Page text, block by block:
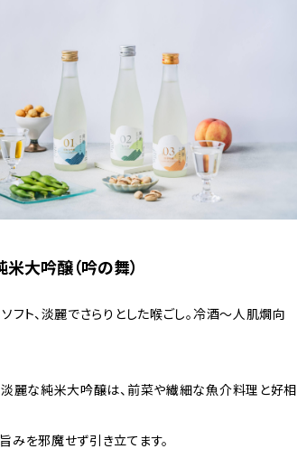
大吟醸（吟の舞）
フト、淡麗でさらりとした喉ごし。冷酒〜人肌燗向
淡麗な純米大吟醸は、前菜や繊細な魚介料理と好相
みを邪魔せず引き立てます。